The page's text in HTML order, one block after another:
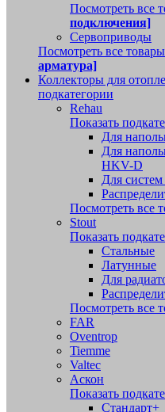
Посмотреть все
подключения]
Сервоприводы
Посмотреть все товары
арматура]
Коллекторы для
подкатегории
Rehau
Показать
Для
Для
HKV-D
Для
Посмотреть все
Stout
Показать
Стальные
Латунные
Для
Посмотреть все
FAR
Oventrop
Tiemme
Valtec
Аскон
Показать
Стандарт+